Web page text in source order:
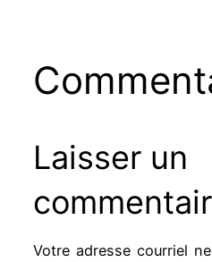
Laisser un
Votre adresse courriel